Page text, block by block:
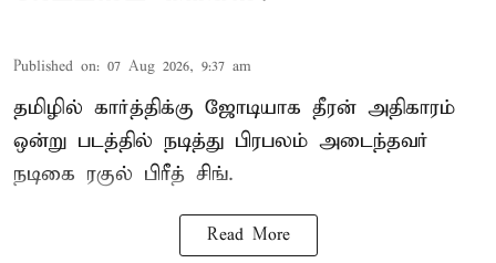
Published on: 07 Aug 2026, 9:37 am
தமிழில் கார்த்திக்கு ஜோடியாக தீரன் அதிகாரம்
ஒன்று படத்தில் நடித்து பிரபலம் அடைந்தவர்
நடிகை ரகுல் பிரீத் சிங்.
Read More